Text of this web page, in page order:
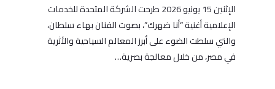
الإثنين 15 يونيو 2026 طرحت الشركة المتحدة للخدمات
الإعلامية أغنية “أنا ضهرك”، بصوت الفنان بهاء سلطان،
والتي سلطت الضوء على أبرز المعالم السياحية والأثرية
في مصر، من خلال معالجة بصرية…